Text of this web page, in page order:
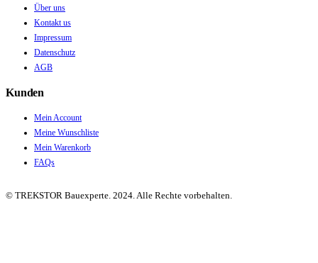
Über uns
Kontakt us
Impressum
Datenschutz
AGB
Kunden
Mein Account
Meine Wunschliste
Mein Warenkorb
FAQs
© TREKSTOR Bauexperte. 2024. Alle Rechte vorbehalten.